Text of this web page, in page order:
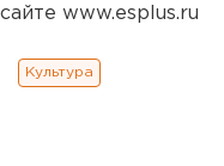
сайте www.esplus.ru
Культура